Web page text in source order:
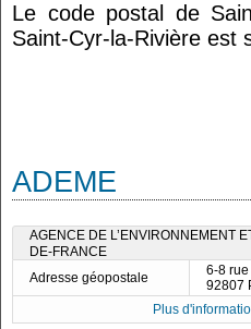
Le code postal de
Saint-Cyr-la-Rivière est
ADEME
AGENCE DE L’ENVIRONNEMENT
DE-FRANCE
Adresse géopostale
6-8
92807
Plus